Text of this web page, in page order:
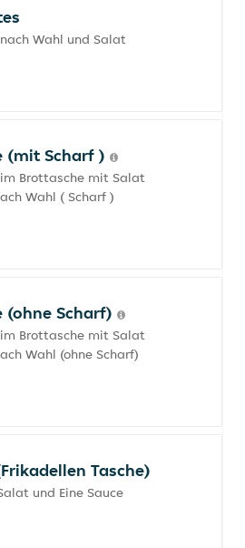
Wahl und Salat
(mit Scharf )
Brottasche mit Salat
Wahl ( Scharf )
(ohne Scharf)
Brottasche mit Salat
Wahl (ohne Scharf)
Tasche)
und Eine Sauce